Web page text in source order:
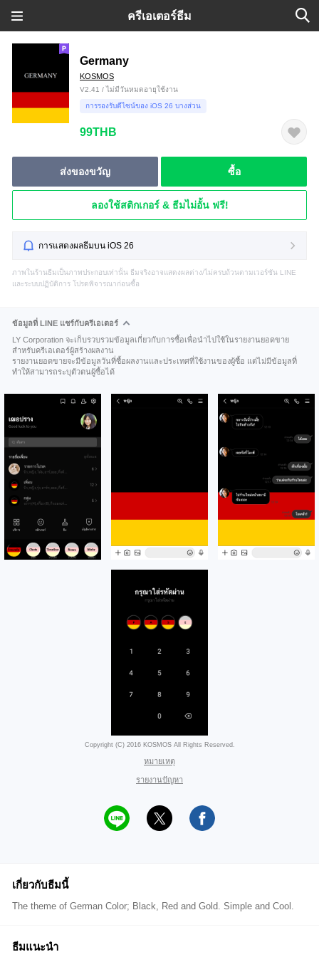
ครีเอเตอร์ธีม
Germany
KOSMOS
V2.41 / ไม่มีวันหมดอายุใช้งาน
การรองรับดีไซน์ของ iOS 26 บางส่วน
99THB
ส่งของขวัญ ซื้อ
ลองใช้สติกเกอร์ & ธีมไม่อั้น ฟรี!
การแสดงผลธีมบน iOS 26
ภาพในร้านธีมเป็นภาพประกอบเท่านั้น ธีมจริงอาจแสดงผลต่าง/ไม่ครบถ้วนตามเวอร์ชัน LINE
และระบบปฏิบัติการ โปรดพิจารณาก่อนซื้อ
ข้อมูลที่ LINE แชร์กับครีเอเตอร์
LY Corporation จะเก็บรวบรวมข้อมูลเกี่ยวกับการซื้อเพื่อนำไปใช้ในรายงานยอดขาย
สำหรับครีเอเตอร์ผู้สร้างผลงาน
รายงานยอดขายจะมีข้อมูลวันที่ซื้อผลงานและประเทศที่ใช้งานของผู้ซื้อ แต่ไม่มีข้อมูลที่
ทำให้สามารถระบุตัวตนผู้ซื้อได้
Copyright (C) 2016 KOSMOS All Rights Reserved.
หมายเหตุ
รายงานปัญหา
เกี่ยวกับธีมนี้
The theme of German Color; Black, Red and Gold. Simple and Cool.
ธีมแนะนำ